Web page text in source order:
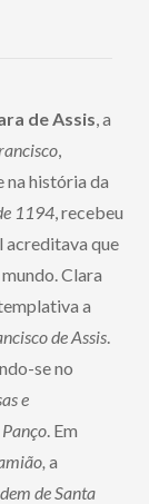
de Assis, a
,
na história da
1194, recebeu
acreditava que
Clara
a
de Assis.
se no
e
. Em
a
de Santa